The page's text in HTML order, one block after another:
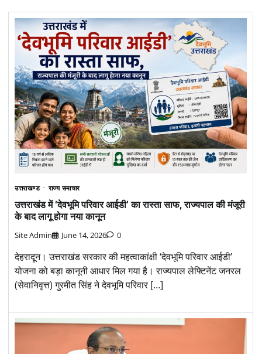
उत्तराखण्ड राज्य समाचार
उत्तराखंड में ‘देवभूमि परिवार आईडी’ का रास्ता साफ, राज्यपाल की मंजूरी
के बाद लागू होगा नया कानून
Site Admin June 14, 2026 0
देहरादून। उत्तराखंड सरकार की महत्वाकांक्षी ‘देवभूमि परिवार आईडी’
योजना को बड़ा कानूनी आधार मिल गया है। राज्यपाल लेफ्टिनेंट जनरल
(सेवानिवृत्त) गुरमीत सिंह ने देवभूमि परिवार […]